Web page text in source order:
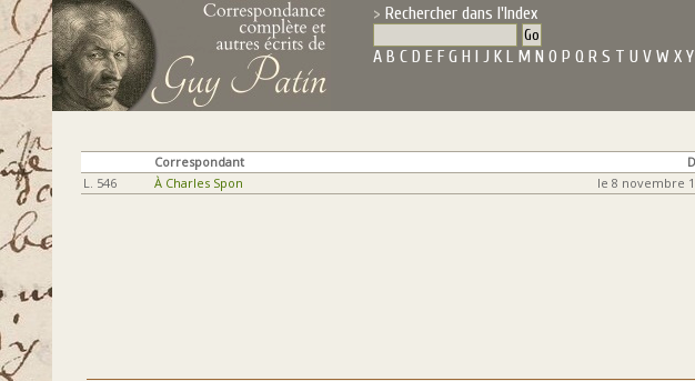
Rechercher dans l'Index
A B C D E F G H I J K L M N O P Q R S T U V W X Y